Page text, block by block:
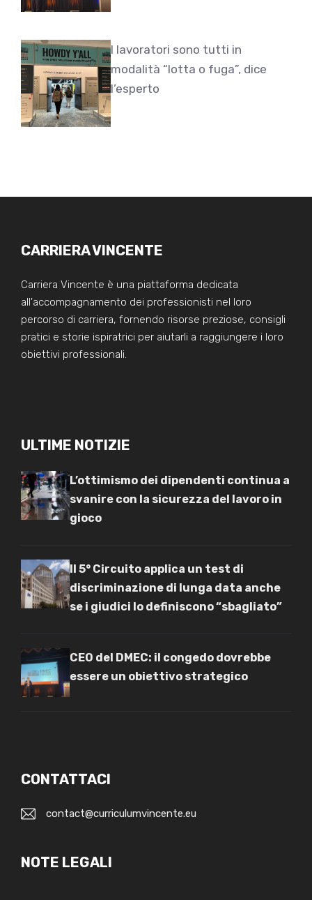
I lavoratori sono tutti in
modalità “lotta o fuga”, dice
l’esperto
CARRIERA VINCENTE
Carriera Vincente è una piattaforma dedicata
all'accompagnamento dei professionisti nel loro
percorso di carriera, fornendo risorse preziose, consigli
pratici e storie ispiratrici per aiutarli a raggiungere i loro
obiettivi professionali.
ULTIME NOTIZIE
L’ottimismo dei dipendenti continua a
svanire con la sicurezza del lavoro in
gioco
Il 5° Circuito applica un test di
discriminazione di lunga data anche
se i giudici lo definiscono “sbagliato”
CEO del DMEC: il congedo dovrebbe
essere un obiettivo strategico
CONTATTACI
contact@curriculumvincente.eu
NOTE LEGALI